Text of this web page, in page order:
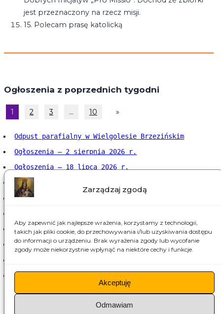
Zarządzaj zgodą
Aby zapewnić jak najlepsze wrażenia, korzystamy z technologii,
takich jak pliki cookie, do przechowywania i/lub uzyskiwania dostępu
do informacji o urządzeniu. Brak wyrażenia zgody lub wycofanie
zgody może niekorzystnie wpłynąć na niektóre cechy i funkcje.
Akceptuję
Odmawiam
jest przeznaczony na rzecz misji.
15. Polecam prasę katolicką
Ogłoszenia z poprzednich tygodni
1 2 3 … 10 »
Odpust parafialny w Wielgolesie Brzezińskim
Ogłoszenia – 2 sierpnia 2026 r.
Ogłoszenia – 18 lipca 2026 r.
Ogłoszenia – 12 lipca 2026 r.
Ogłoszenia – 5 lipca 2026 r.
Ogłoszenia – 21 czerwca 2026 r.
Ogłoszenia – 14 czerwca 2026 r.
Ogłoszenia – 31 maja 2026 r.